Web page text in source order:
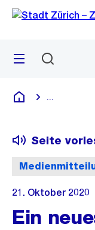
Sprunglink
Menü
Deutsch
Seite
21. Oktober 2020
Ein